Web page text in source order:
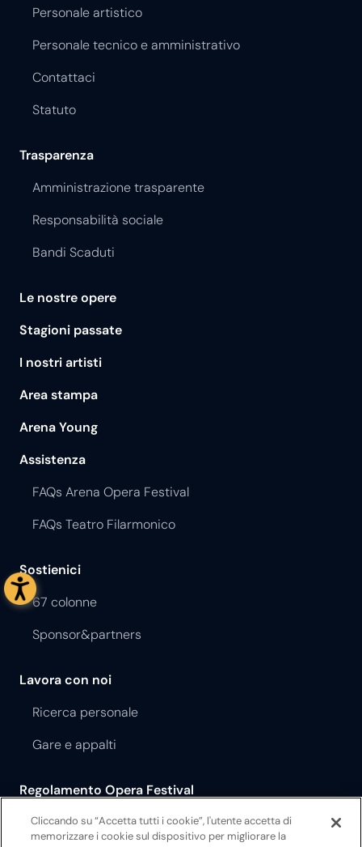
Personale artistico
Personale tecnico e amministrativo
Contattaci
Statuto
Trasparenza
Amministrazione trasparente
Responsabilità sociale
Bandi Scaduti
Le nostre opere
Stagioni passate
I nostri artisti
Area stampa
Arena Young
Assistenza
FAQs Arena Opera Festival
FAQs Teatro Filarmonico
Sostienici
67 colonne
Sponsor&partners
Lavora con noi
Ricerca personale
Gare e appalti
Regolamento Opera Festival
Regolamento Teatro Filarmonico
Cliccando su “Accetta tutti i cookie”, l'utente accetta di
memorizzare i cookie sul dispositivo per migliorare la